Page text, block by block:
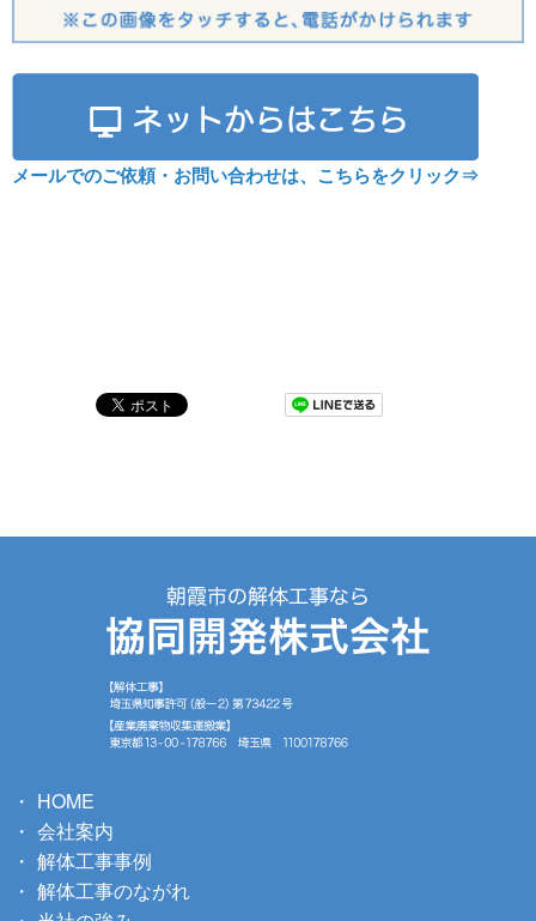
メールでのご依頼・お問い合わせは、こちらをクリック⇒
HOME
会社案内
解体工事事例
解体工事のながれ